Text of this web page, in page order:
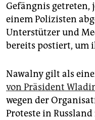
Gefängnis getreten,
einem Polizisten
Unterstützer und
bereits postiert, um
Nawalny gilt als
von Präsident
wegen der
Proteste in